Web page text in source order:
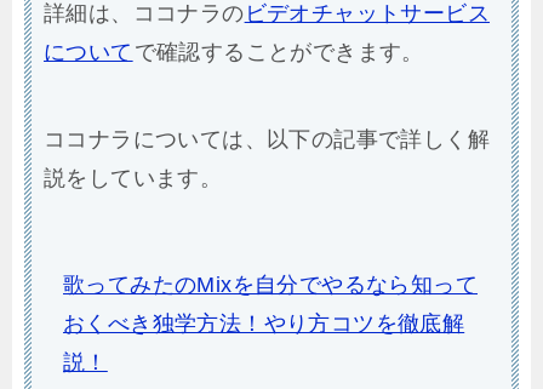
詳細は、ココナラの ビデオチャットサービス
について で確認することができます。
ココナラについては、以下の記事で詳しく解
説をしています。
歌ってみたのMixを自分でやるなら知って
おくべき独学方法！やり方コツを徹底解
説！